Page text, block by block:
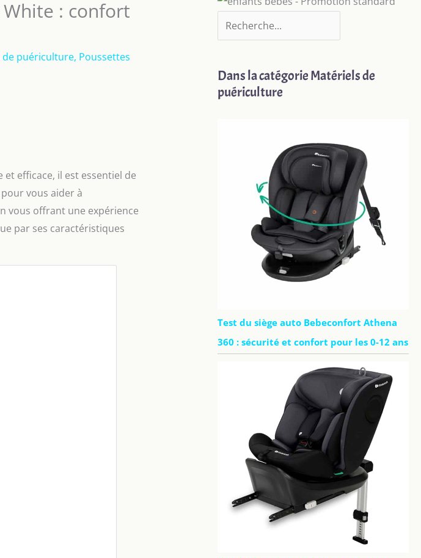
: confort
de puériculture, Poussettes
efficace, il est essentiel de
vous aider à
vous offrant une expérience
par ses caractéristiques
Dans la catégorie Matériels de
puériculture
Test du siège auto Bebeconfort Athena
360 : sécurité et confort pour les 0-12 ans